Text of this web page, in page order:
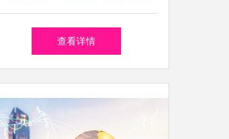
有限责任公司——实业投资的
查看详情